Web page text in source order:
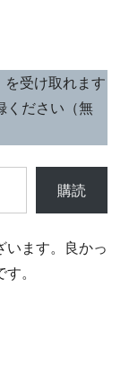
ド
ウ
開
ま
受け取れます
ください（無
購読
います。良かっ
。